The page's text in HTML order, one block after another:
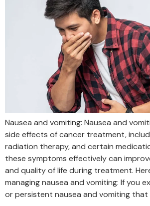
Nausea and vomiting: Nausea and
side effects of cancer treatment,
radiation therapy, and certain
these symptoms effectively can
and quality of life during treatment.
managing nausea and vomiting: If you
or persistent nausea and vomiting